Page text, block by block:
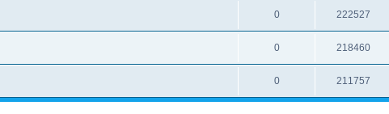
0 222527
0 218460
0 211757